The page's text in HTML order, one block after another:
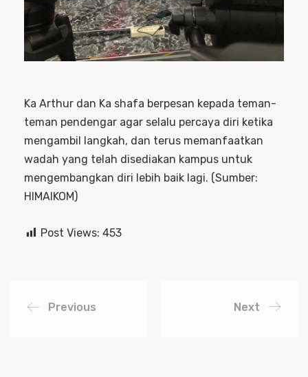
Ka Arthur dan Ka shafa berpesan kepada teman-
teman pendengar agar selalu percaya diri ketika
mengambil langkah, dan terus memanfaatkan
wadah yang telah disediakan kampus untuk
mengembangkan diri lebih baik lagi. (Sumber:
HIMAIKOM)
Post Views: 453
Previous Next